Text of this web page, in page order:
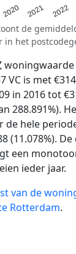
2020 2021 2022
de
het
VC is met
in 2016 tot
288.891%).
de hele
(11.078%).
een
ieder jaar.
van de
Rotterdam.